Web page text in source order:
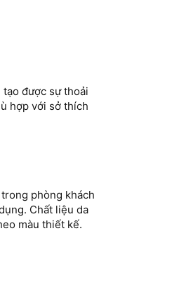
được sự thoải
hợp với sở thích
phòng khách
Chất liệu da
màu thiết kế.